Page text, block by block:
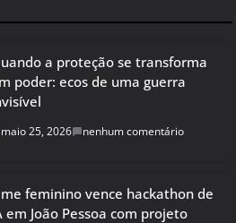
a proteção se transforma
poder: ecos de uma guerra
maio 25, 2026 nenhum comentário
feminino vence hackathon de
em João Pessoa com projeto